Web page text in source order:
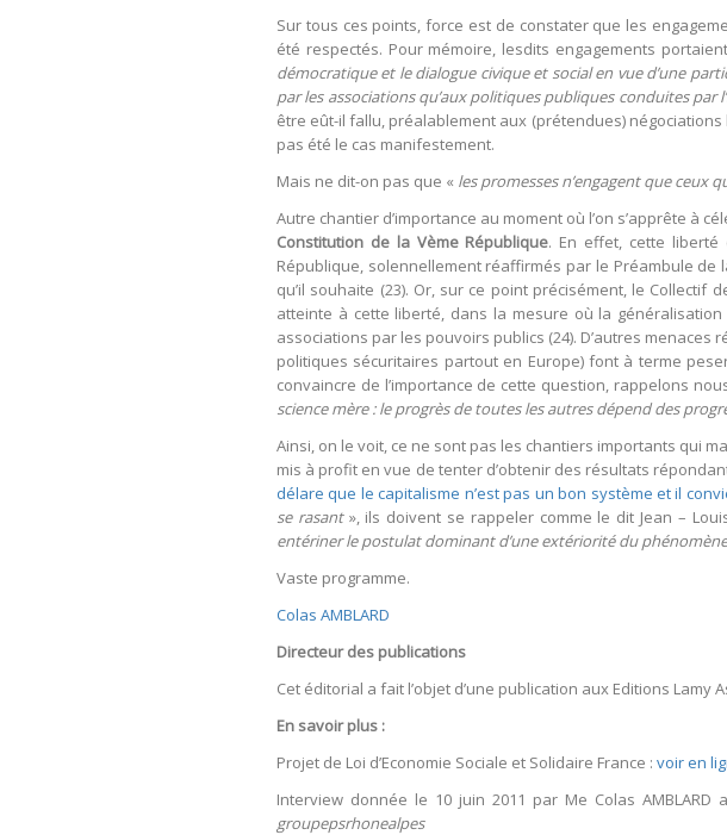
Sur tous ces points, force est de constater que les
été respectés. Pour mémoire, lesdits engagements
démocratique et le dialogue civique et social en vue d’une
par les associations qu’aux politiques publiques conduites par
être eût-il fallu, préalablement aux (prétendues)
pas été le cas manifestement.
Mais ne dit-on pas que « les promesses n’engagent que ceux
Autre chantier d’importance au moment où l’on s’apprête à
Constitution de la Vème République. En effet, cette
République, solennellement réaffirmés par le Préambule
qu’il souhaite (23). Or, sur ce point précisément, le
atteinte à cette liberté, dans la mesure où la
associations par les pouvoirs publics (24). D’autres
politiques sécuritaires partout en Europe) font à terme
convaincre de l’importance de cette question, rappelons
science mère : le progrès de toutes les autres dépend des
Ainsi, on le voit, ce ne sont pas les chantiers importants qui
mis à profit en vue de tenter d’obtenir des résultats
délare que le capitalisme n’est pas un bon système et il
se rasant », ils doivent se rappeler comme le dit Jean –
entériner le postulat dominant d’une extériorité du
Vaste programme.
Colas AMBLARD
Directeur des publications
Cet éditorial a fait l’objet d’une publication aux Editions Lamy
En savoir plus :
Projet de Loi d’Economie Sociale et Solidaire France : voir en
Interview donnée le 10 juin 2011 par Me Colas
groupepsrhonealpes